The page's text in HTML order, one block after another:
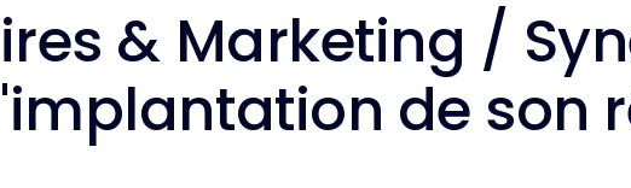
& Marketing /
de son